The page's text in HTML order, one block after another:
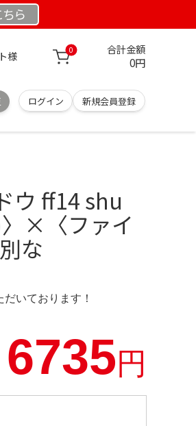
ちら
様 0 合計金額
0円
ログイン 新規会員登録
ウ ff14 shu
×〈ファイ
な
いております！
6735円